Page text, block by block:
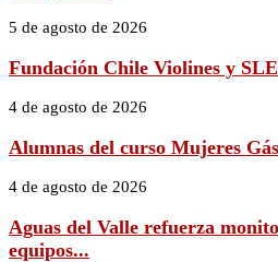
5 de agosto de 2026
Fundación Chile Violines y
4 de agosto de 2026
Alumnas del curso Mujeres
4 de agosto de 2026
Aguas del Valle refuerza
equipos...